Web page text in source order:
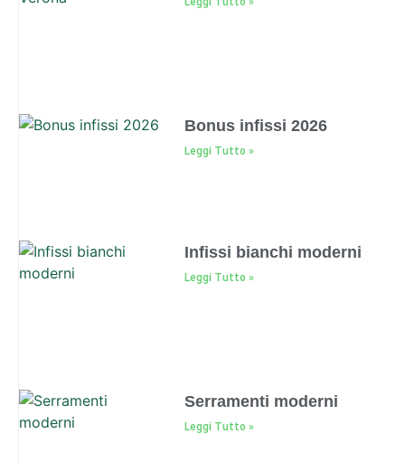
Bonus infissi 2026
Leggi Tutto »
Infissi bianchi moderni
Leggi Tutto »
Serramenti moderni
Leggi Tutto »